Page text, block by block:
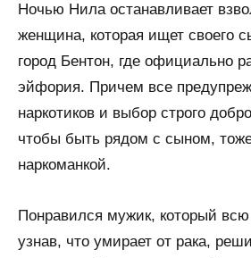
Ночью Нила останавливает
женщина, которая ищет своего
город Бентон, где официально
эйфория. Причем все
наркотиков и выбор строго
чтобы быть рядом с сыном,
наркоманкой.
Понравился мужик, который
узнав, что умирает от рака,